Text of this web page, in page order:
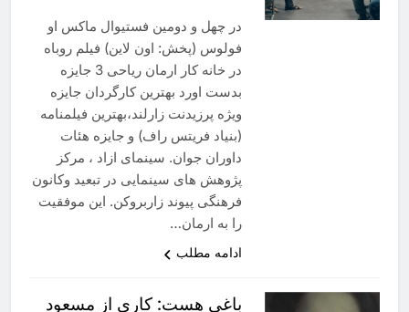
در چهل و دومین فستیوال ماکس او
فولوس (پخش: اون لاین) فیلم روباه
در خانه کار ارمان ریاحی 3 جایزه
بدست اورد بهترین کارگردان جایزه
ویژه پرزیدنت زارلند،بهترین فیلمنامه
(بنیاد فریتس راف) و جایزه هئات
داوران جوان. سینمای ازاد ، مرکز
پژوهش های سینمایی در تبعید وکانون
فرهنگی پیوند زاربروکن. این موفقیت
را به ارمان…
ادامه مطلب
باغی هست: کاری از مسعود